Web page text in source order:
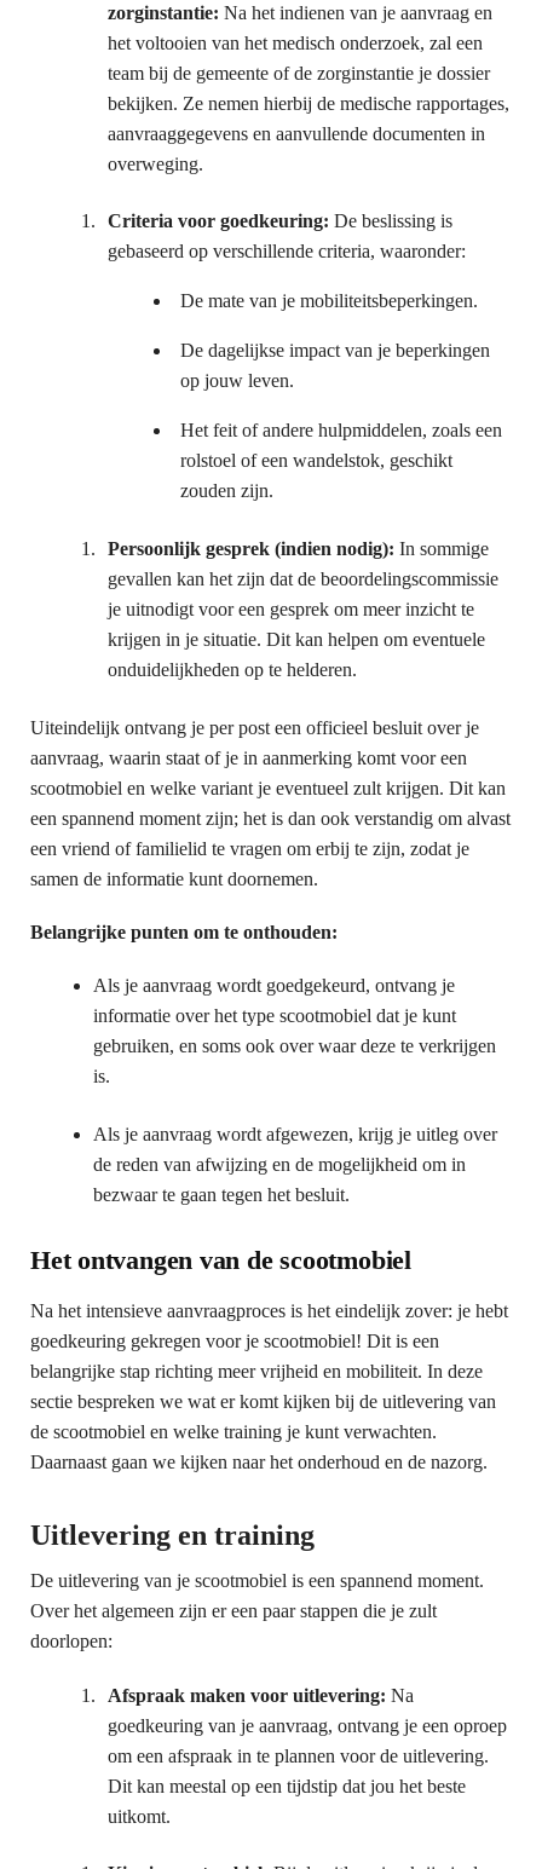
zorginstantie: Na het indienen van je aanvraag en
het voltooien van het medisch onderzoek, zal een
team bij de gemeente of de zorginstantie je dossier
bekijken. Ze nemen hierbij de medische rapportages,
aanvraaggegevens en aanvullende documenten in
overweging.
Criteria voor goedkeuring: De beslissing is
gebaseerd op verschillende criteria, waaronder:
De mate van je mobiliteitsbeperkingen.
De dagelijkse impact van je beperkingen
op jouw leven.
Het feit of andere hulpmiddelen, zoals een
rolstoel of een wandelstok, geschikt
zouden zijn.
Persoonlijk gesprek (indien nodig): In sommige
gevallen kan het zijn dat de beoordelingscommissie
je uitnodigt voor een gesprek om meer inzicht te
krijgen in je situatie. Dit kan helpen om eventuele
onduidelijkheden op te helderen.
Uiteindelijk ontvang je per post een officieel besluit over je
aanvraag, waarin staat of je in aanmerking komt voor een
scootmobiel en welke variant je eventueel zult krijgen. Dit kan
een spannend moment zijn; het is dan ook verstandig om alvast
een vriend of familielid te vragen om erbij te zijn, zodat je
samen de informatie kunt doornemen.
Belangrijke punten om te onthouden:
Als je aanvraag wordt goedgekeurd, ontvang je
informatie over het type scootmobiel dat je kunt
gebruiken, en soms ook over waar deze te verkrijgen
is.
Als je aanvraag wordt afgewezen, krijg je uitleg over
de reden van afwijzing en de mogelijkheid om in
bezwaar te gaan tegen het besluit.
Het ontvangen van de scootmobiel
Na het intensieve aanvraagproces is het eindelijk zover: je hebt
goedkeuring gekregen voor je scootmobiel! Dit is een
belangrijke stap richting meer vrijheid en mobiliteit. In deze
sectie bespreken we wat er komt kijken bij de uitlevering van
de scootmobiel en welke training je kunt verwachten.
Daarnaast gaan we kijken naar het onderhoud en de nazorg.
Uitlevering en training
De uitlevering van je scootmobiel is een spannend moment.
Over het algemeen zijn er een paar stappen die je zult
doorlopen:
Afspraak maken voor uitlevering: Na
goedkeuring van je aanvraag, ontvang je een oproep
om een afspraak in te plannen voor de uitlevering.
Dit kan meestal op een tijdstip dat jou het beste
uitkomt.